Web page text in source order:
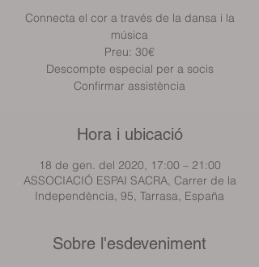
Connecta el cor a través de la dansa i la
música
Preu: 30€
Descompte especial per a socis
Confirmar assistència
Hora i ubicació
18 de gen. del 2020, 17:00 – 21:00
ASSOCIACIÓ ESPAI SACRA, Carrer de la
Independència, 95, Tarrasa, España
Sobre l'esdeveniment